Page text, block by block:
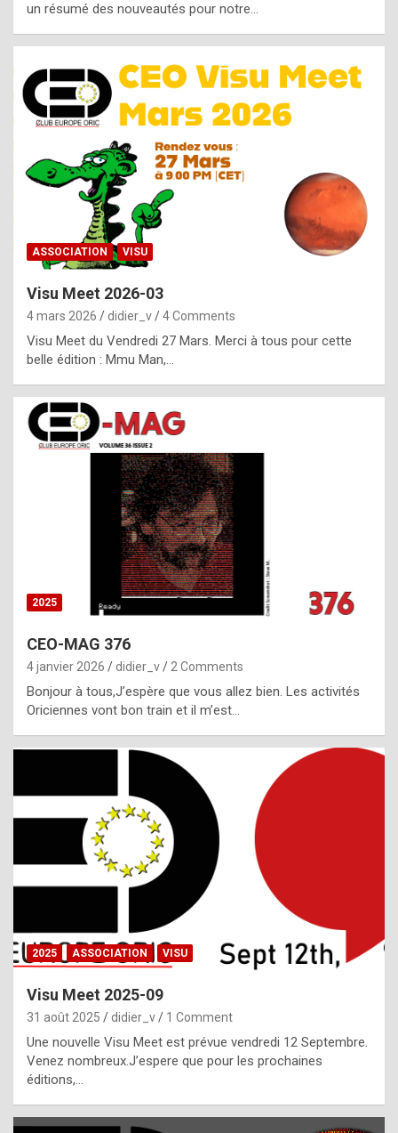
n
u
i
n
e
R
o
p
l
c
h
i
s
t
o
r
p
e
c
i
l
,
g
h
t
f
un résumé des nouveautés pour notre…
ASSOCIATION VISU
Visu Meet 2026-03
4 mars 2026 didier_v 4 Comments
Visu Meet du Vendredi 27 Mars. Merci à tous pour cette
belle édition : Mmu Man,…
2025
CEO-MAG 376
4 janvier 2026 didier_v 2 Comments
Bonjour à tous,J’espère que vous allez bien. Les activités
Oriciennes vont bon train et il m’est…
2025 ASSOCIATION VISU
Visu Meet 2025-09
31 août 2025 didier_v 1 Comment
Une nouvelle Visu Meet est prévue vendredi 12 Septembre.
Venez nombreux.J’espere que pour les prochaines
éditions,…